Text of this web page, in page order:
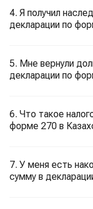
4. Я получил
декларации по
5. Мне вернули
декларации по
6. Что такое
форме 270 в
7. У меня есть
сумму в